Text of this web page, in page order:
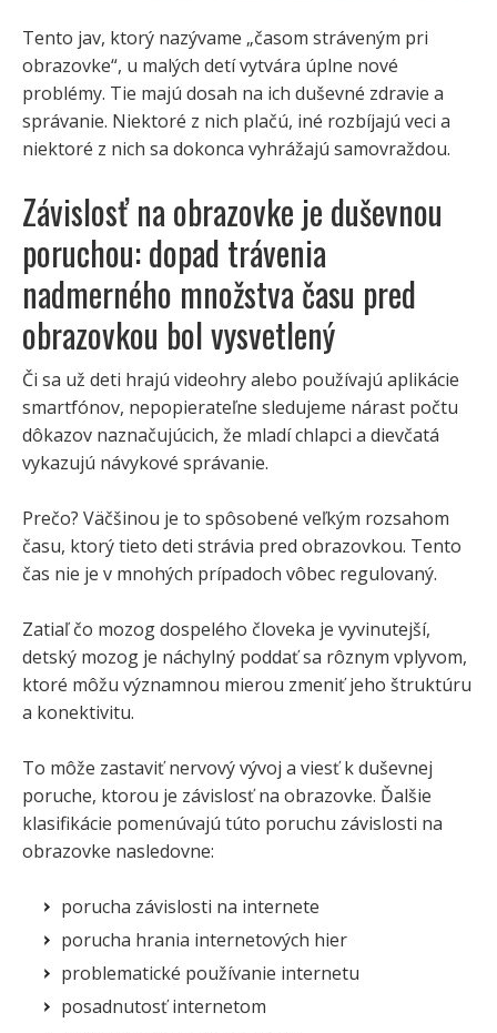
Tento jav, ktorý nazývame „časom stráveným pri
obrazovke“, u malých detí vytvára úplne nové
problémy. Tie majú dosah na ich duševné zdravie a
správanie. Niektoré z nich plačú, iné rozbíjajú veci a
niektoré z nich sa dokonca vyhrážajú samovraždou.
Závislosť na obrazovke je duševnou
poruchou: dopad trávenia
nadmerného množstva času pred
obrazovkou bol vysvetlený
Či sa už deti hrajú videohry alebo používajú aplikácie
smartfónov, nepopierateľne sledujeme nárast počtu
dôkazov naznačujúcich, že mladí chlapci a dievčatá
vykazujú návykové správanie.
Prečo? Väčšinou je to spôsobené veľkým rozsahom
času, ktorý tieto deti strávia pred obrazovkou. Tento
čas nie je v mnohých prípadoch vôbec regulovaný.
Zatiaľ čo mozog dospelého človeka je vyvinutejší,
detský mozog je náchylný poddať sa rôznym vplyvom,
ktoré môžu významnou mierou zmeniť jeho štruktúru
a konektivitu.
To môže zastaviť nervový vývoj a viesť k duševnej
poruche, ktorou je závislosť na obrazovke. Ďalšie
klasifikácie pomenúvajú túto poruchu závislosti na
obrazovke nasledovne:
porucha závislosti na internete
porucha hrania internetových hier
problematické používanie internetu
posadnutosť internetom